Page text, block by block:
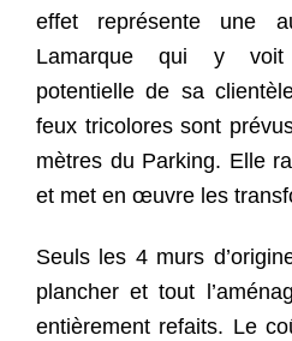
effet représente une
Lamarque qui y voit
potentielle de sa
feux tricolores sont
mètres du Parking. Elle
et met en œuvre les
Seuls les 4 murs
plancher et tout
entièrement refaits. Le